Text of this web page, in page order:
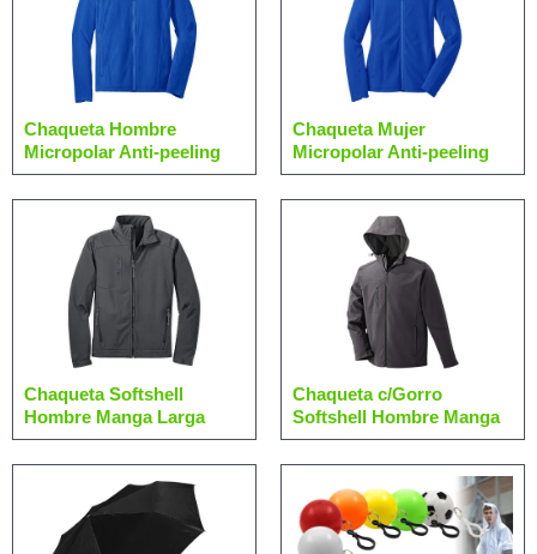
Chaqueta Hombre
Micropolar Anti-peeling
Chaqueta Mujer
Micropolar Anti-peeling
Chaqueta Softshell
Hombre Manga Larga
Chaqueta c/Gorro
Softshell Hombre Manga